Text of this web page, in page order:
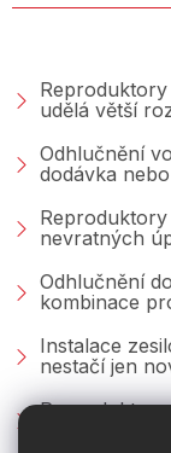
udělá větší
Odhlučnění
dodávka
nevratných
Odhlučnění
kombinace
Instalace
nestačí jen
Fabie,